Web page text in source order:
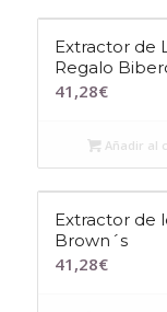
Extractor de
Regalo
41,28€
Añadir al
Extractor de
Brown´s
41,28€